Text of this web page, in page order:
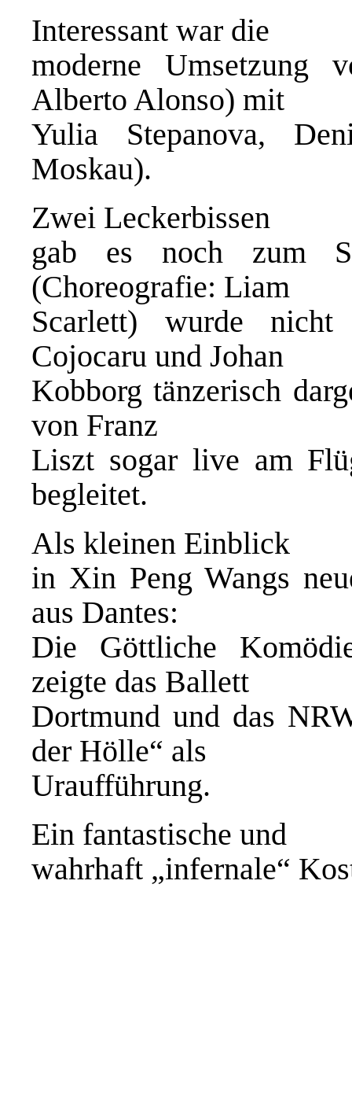
Interessant war die
moderne Umsetzung
Alberto Alonso) mit
Yulia Stepanova,
Moskau).
Zwei Leckerbissen
gab es noch zum
(Choreografie: Liam
Scarlett) wurde
Cojocaru und Johan
Kobborg tänzerisch
von Franz
Liszt sogar live am
begleitet.
Als kleinen Einblick
in Xin Peng Wangs
aus Dantes:
Die Göttliche
zeigte das Ballett
Dortmund und das
der Hölle“ als
Uraufführung.
Ein fantastische und
wahrhaft „infernale“